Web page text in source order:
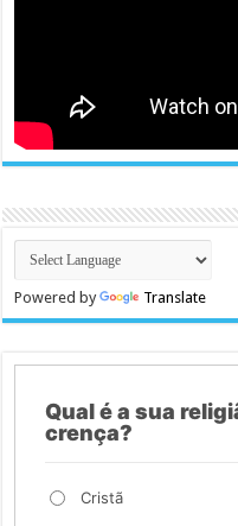
Powered by Translate
Qual é a sua
crença?
Cristã